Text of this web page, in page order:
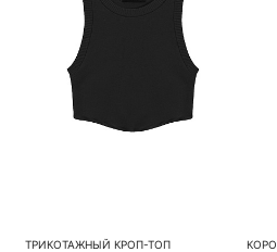
ТРИКОТАЖНЫЙ КРОП-ТОП